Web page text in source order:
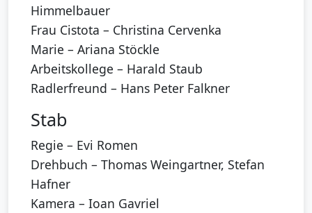
Himmelbauer
Frau Cistota – Christina Cervenka
Marie – Ariana Stöckle
Arbeitskollege – Harald Staub
Radlerfreund – Hans Peter Falkner
Stab
Regie – Evi Romen
Drehbuch – Thomas Weingartner, Stefan
Hafner
Kamera – Ioan Gavriel